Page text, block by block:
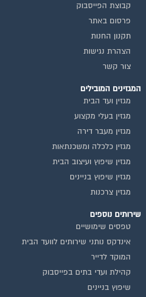
קבוצת הפייסבוק
פרסום באתר
תקנון החנות
הצהרת נגישות
צור קשר
המגזינים המובילים
מגזין ועד הבית
מגזין בעלי מקצוע
מגזין מעבר דירה
מגזין כלכלה ומשכנתאות
מגזין שיפוץ ועיצוב הבית
מגזין שיפוץ בניינים
מגזין צרכנות
שירותים נוספים
טפסים שימושיים
אינדקס נותני שירותים לוועד הבית
המוקד לדייר
קהילת ועדי בתים בפייסבוק
שיפוץ בניינים